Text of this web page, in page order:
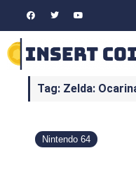
Tag: Zelda:
Nintendo 64